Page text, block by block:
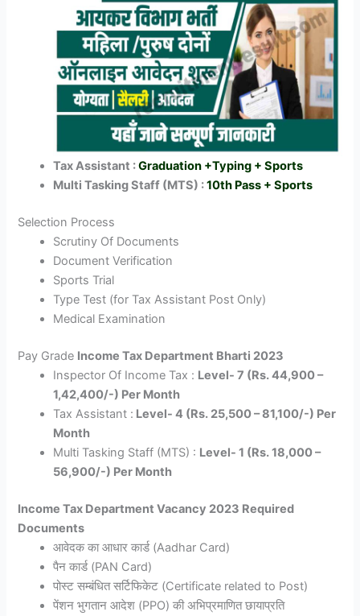
Tax Assistant :Graduation +Typing + Sports
Multi Tasking Staff (MTS) :10th Pass + Sports
Selection Process
Scrutiny Of Documents
Document Verification
Sports Trial
Type Test (for Tax Assistant Post Only)
Medical Examination
Pay Grade Income Tax Department Bharti 2023
Inspector Of Income Tax : Level- 7 (Rs. 44,900 –
1,42,400/-) Per Month
Tax Assistant : Level- 4 (Rs. 25,500 – 81,100/-) Per
Month
Multi Tasking Staff (MTS) : Level- 1 (Rs. 18,000 –
56,900/-) Per Month
Income Tax Department Vacancy 2023 Required
Documents
आवेदक का आधार कार्ड (Aadhar Card)
पैन कार्ड (PAN Card)
पोस्ट सम्बंधित सर्टिफिकेट (Certificate related to Post)
पेंशन भुगतान आदेश (PPO) की अभिप्रमाणित छायाप्रति